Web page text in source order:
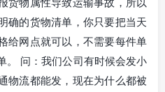
确的货物清单，你只要把当天
给网点就可以，不需要每件单
。 问：我们公司有时候会发小
物流都能发，现在为什么都被